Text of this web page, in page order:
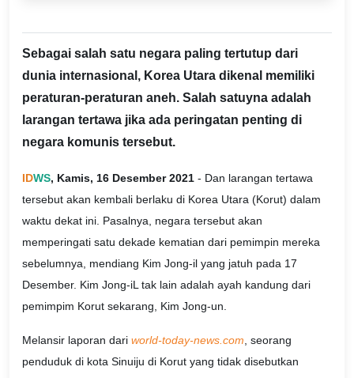
Sebagai salah satu negara paling tertutup dari
dunia internasional, Korea Utara dikenal memiliki
peraturan-peraturan aneh. Salah satuyna adalah
larangan tertawa jika ada peringatan penting di
negara komunis tersebut.
IDWS, Kamis, 16 Desember 2021 - Dan larangan tertawa
tersebut akan kembali berlaku di Korea Utara (Korut) dalam
waktu dekat ini. Pasalnya, negara tersebut akan
memperingati satu dekade kematian dari pemimpin mereka
sebelumnya, mendiang Kim Jong-il yang jatuh pada 17
Desember. Kim Jong-iL tak lain adalah ayah kandung dari
pemimpim Korut sekarang, Kim Jong-un.
Melansir laporan dari world-today-news.com, seorang
penduduk di kota Sinuiju di Korut yang tidak disebutkan